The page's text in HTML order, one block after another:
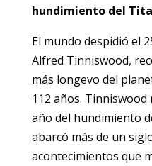
hundimiento del
El mundo despidió el
Alfred Tinniswood,
más longevo del
112 años. Tinniswood
año del hundimiento
abarcó más de un
acontecimientos que